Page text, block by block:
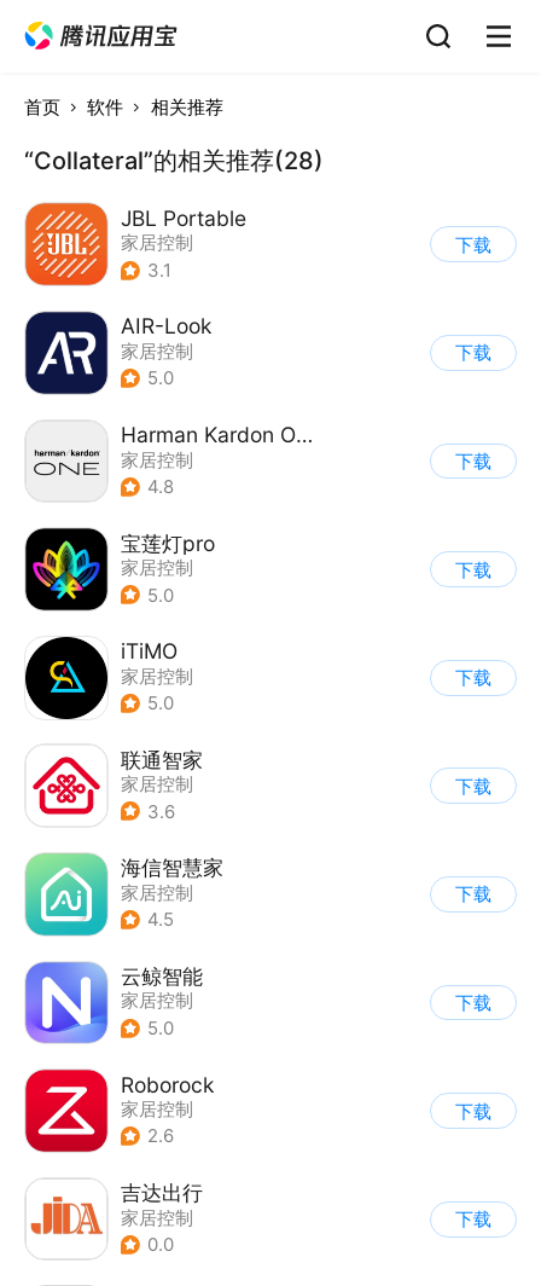
首页 软件 相关推荐
“Collateral”的相关推荐(28)
JBL Portable
家居控制
3.1
下载
AIR-Look
家居控制
5.0
下载
Harman Kardon One
家居控制
4.8
下载
宝莲灯pro
家居控制
5.0
下载
iTiMO
家居控制
5.0
下载
联通智家
家居控制
3.6
下载
海信智慧家
家居控制
4.5
下载
云鲸智能
家居控制
5.0
下载
Roborock
家居控制
2.6
下载
吉达出行
家居控制
0.0
下载